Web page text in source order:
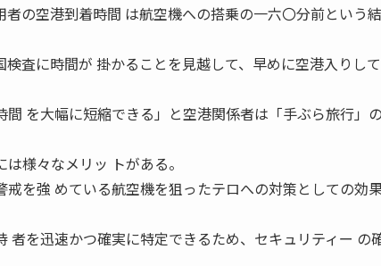
者の空港到着時間 は航空機への搭乗の一六〇分前という
査に時間が 掛かることを見越して、早めに空港入りし
間 を大幅に短縮できる」と空港関係者は「手ぶら旅行」
様々なメリッ トがある。
を強 めている航空機を狙ったテロへの対策としての効
者を迅速かつ確実に特定できるため、セキュリティー の